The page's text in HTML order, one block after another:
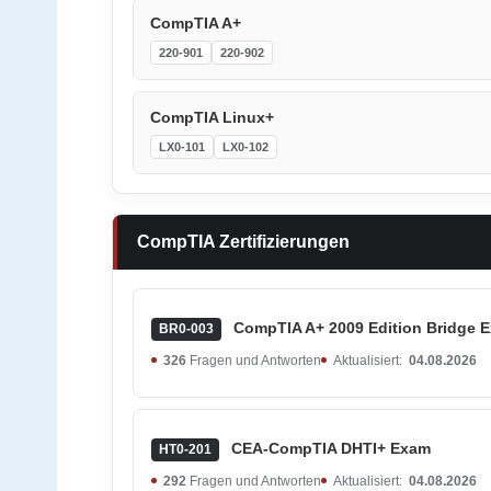
CompTIA A+
220-901 220-902
CompTIA Linux+
LX0-101 LX0-102
CompTIA Zertifizierungen
BR0-003 CompTIA A+ 2009 Edition Bridge
326 Fragen und Antworten Aktualisiert: 04.08.2026
HT0-201 CEA-CompTIA DHTI+ Exam
292 Fragen und Antworten Aktualisiert: 04.08.2026